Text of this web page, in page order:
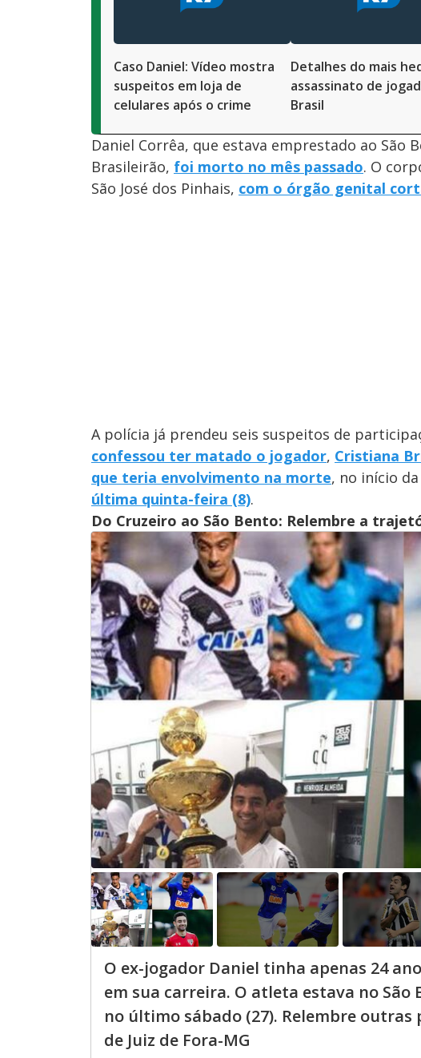
Caso Daniel: Vídeo mostra
suspeitos em loja de
celulares após o crime
Detalhes do mais
assassinato de
Brasil
Daniel Corrêa, que estava emprestado ao São
Brasileirão, foi morto no mês passado. O
São José dos Pinhais, com o órgão genital
A polícia já prendeu seis suspeitos de
confessou ter matado o jogador, Cristiana
que teria envolvimento na morte, no início
última quinta-feira (8).
Do Cruzeiro ao São Bento: Relembre a
O ex-jogador Daniel tinha apenas 24
em sua carreira. O atleta estava no
no último sábado (27). Relembre
de Juiz de Fora-MG